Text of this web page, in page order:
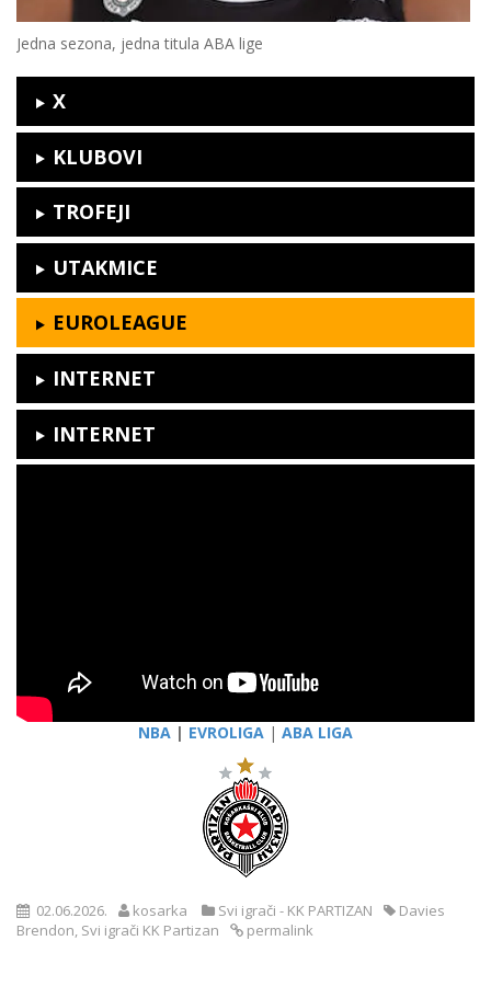
Jedna sezona, jedna titula ABA lige
X
KLUBOVI
TROFEJI
UTAKMICE
EUROLEAGUE
INTERNET
INTERNET
NBA | EVROLIGA | ABA LIGA
02.06.2026. kosarka Svi igrači - KK PARTIZAN
Davies
Brendon, Svi igrači KK Partizan permalink